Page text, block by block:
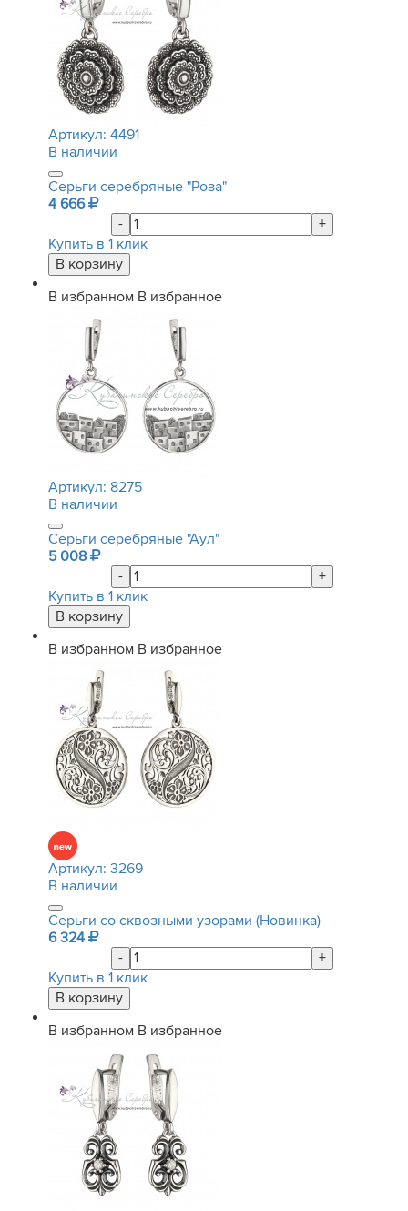
Артикул: 4491
В наличии
Серьги серебряные "Роза"
4 666
-
+
Купить в 1 клик
В избранном В избранное
Артикул: 8275
В наличии
Серьги серебряные "Аул"
5 008
-
+
Купить в 1 клик
В избранном В избранное
Артикул: 3269
В наличии
Серьги со сквозными узорами (Новинка)
6 324
-
+
Купить в 1 клик
В избранном В избранное